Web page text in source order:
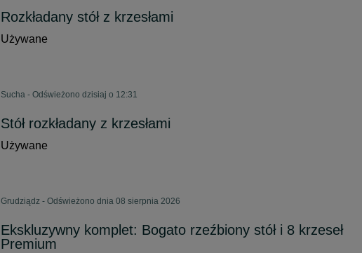
Rozkładany stół z krzesłami
Używane
Sucha - Odświeżono dzisiaj o 12:31
Stół rozkładany z krzesłami
Używane
Grudziądz - Odświeżono dnia 08 sierpnia 2026
Ekskluzywny komplet: Bogato rzeźbiony stół i 8 krzeseł
Premium